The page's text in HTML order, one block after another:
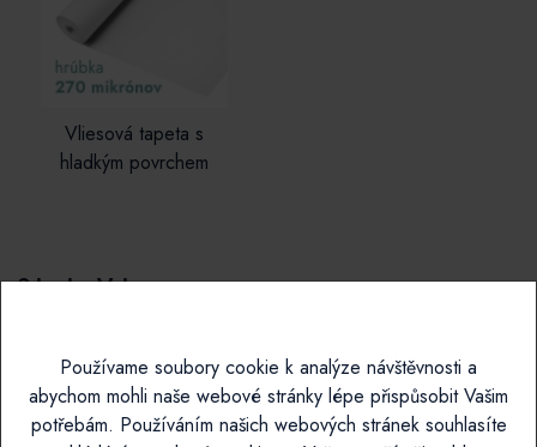
Používame soubory cookie k analýze návštěvnosti a
abychom mohli naše webové stránky lépe přispůsobit Vašim
potřebám. Používáním našich webových stránek souhlasíte
Vliesová tapeta s
hladkým povrchem
2.krok - Vyberte rozmer
Zadejte svůj vlastní rozměr
Začněte tím, že zadáte vámi požadovanou šířku a výšku